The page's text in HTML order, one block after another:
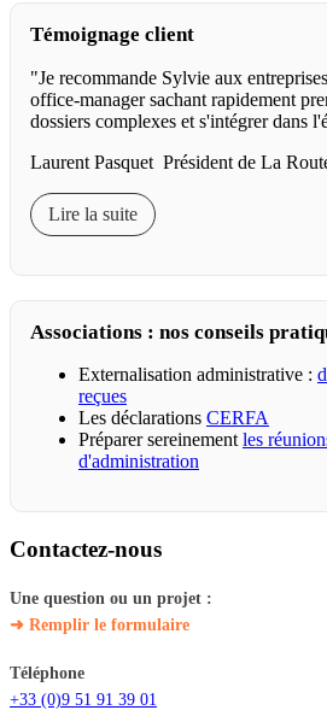
Témoignage client
"Je recommande Sylvie aux
office-manager sachant rapidement
dossiers complexes et s'intégrer dans
Laurent Pasquet Président de La
Lire la suite
Associations : nos conseils
Externalisation administrative :
reçues
Les déclarations CERFA
Préparer sereinementles
d'administration
Contactez-nous
Une question ou un projet :
➜ Remplir le formulaire
Téléphone
+33 (0)9 51 91 39 01